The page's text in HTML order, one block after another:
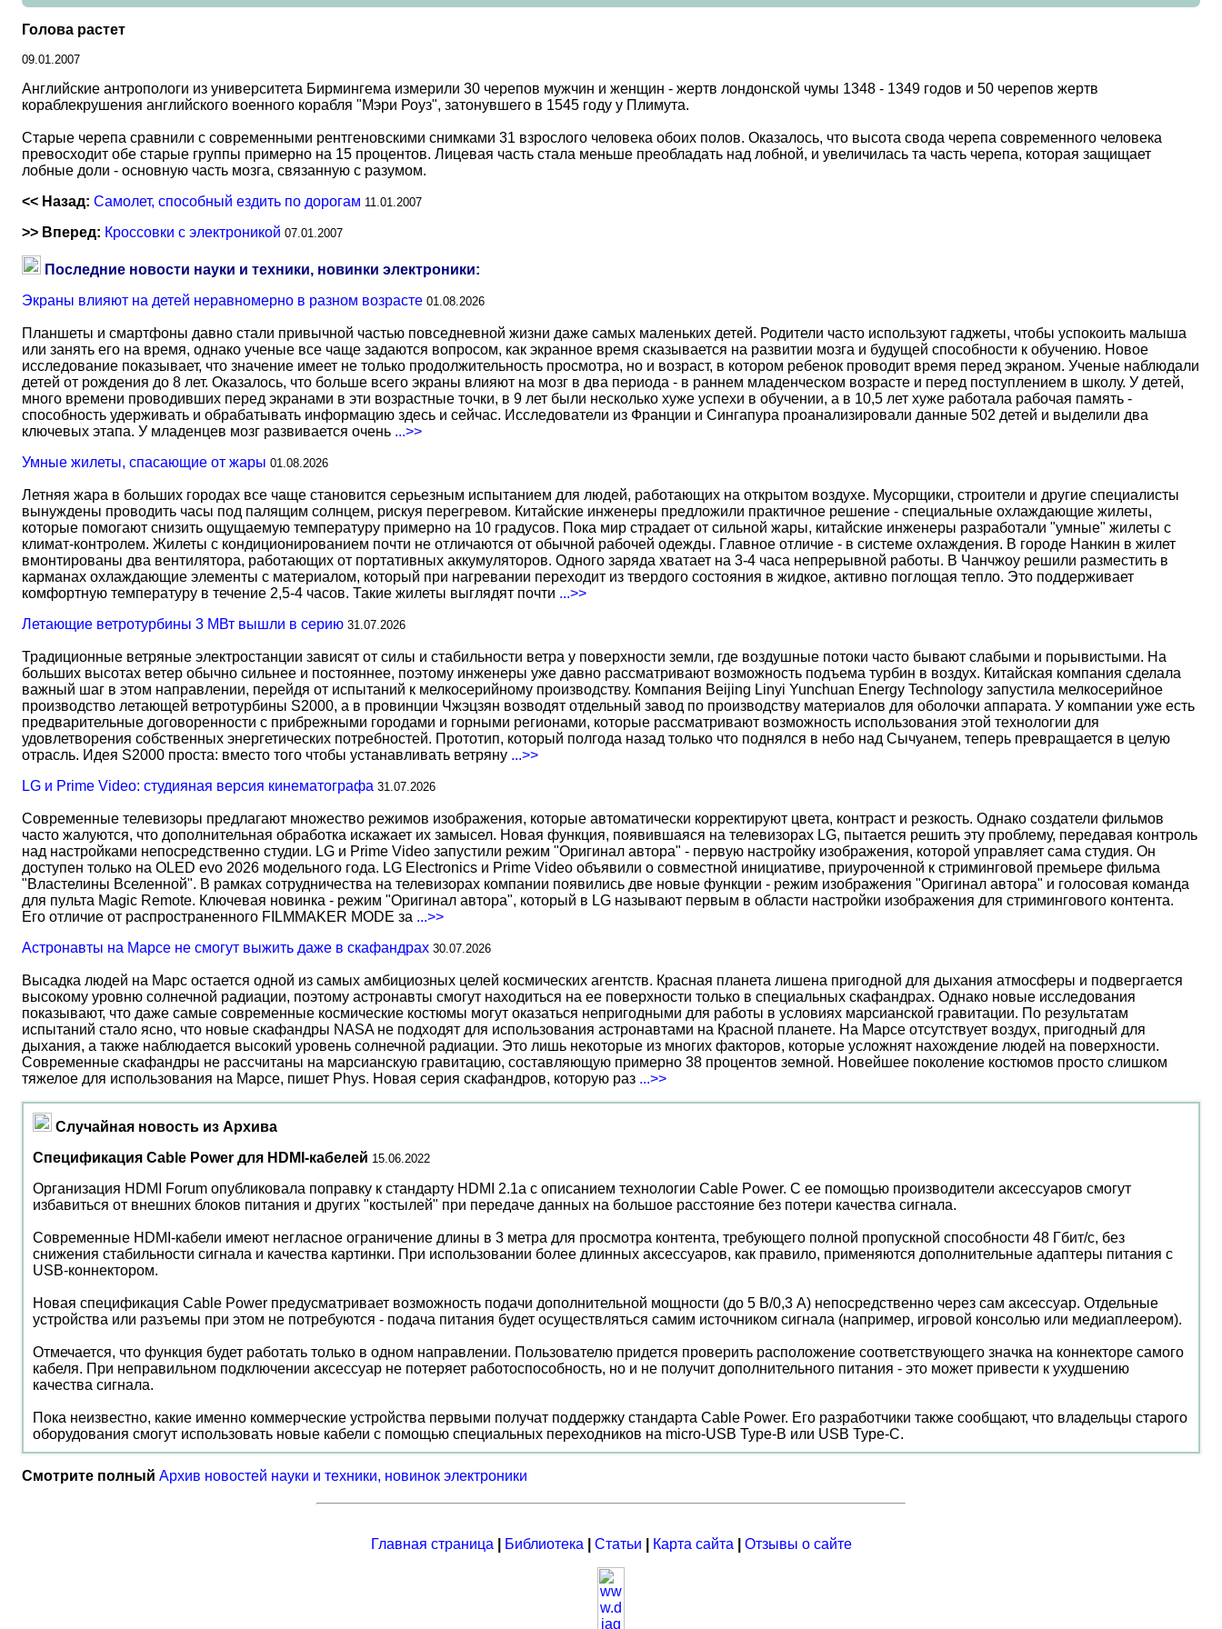
Голова растет
09.01.2007
Английские антропологи из университета Бирмингема измерили 30 черепов мужчин и женщин - жертв лондонской чумы 1348 - 1349 годов и 50 черепов жертв
кораблекрушения английского военного корабля "Мэри Роуз", затонувшего в 1545 году у Плимута.
Старые черепа сравнили с современными рентгеновскими снимками 31 взрослого человека обоих полов. Оказалось, что высота свода черепа современного человека
превосходит обе старые группы примерно на 15 процентов. Лицевая часть стала меньше преобладать над лобной, и увеличилась та часть черепа, которая защищает
лобные доли - основную часть мозга, связанную с разумом.
<< Назад: Самолет, способный ездить по дорогам 11.01.2007
>> Вперед: Кроссовки с электроникой 07.01.2007
Последние новости науки и техники, новинки электроники:
Экраны влияют на детей неравномерно в разном возрасте 01.08.2026
Планшеты и смартфоны давно стали привычной частью повседневной жизни даже самых маленьких детей. Родители часто используют гаджеты, чтобы успокоить малыша
или занять его на время, однако ученые все чаще задаются вопросом, как экранное время сказывается на развитии мозга и будущей способности к обучению. Новое
исследование показывает, что значение имеет не только продолжительность просмотра, но и возраст, в котором ребенок проводит время перед экраном. Ученые наблюдали
детей от рождения до 8 лет. Оказалось, что больше всего экраны влияют на мозг в два периода - в раннем младенческом возрасте и перед поступлением в школу. У детей,
много времени проводивших перед экранами в эти возрастные точки, в 9 лет были несколько хуже успехи в обучении, а в 10,5 лет хуже работала рабочая память -
способность удерживать и обрабатывать информацию здесь и сейчас. Исследователи из Франции и Сингапура проанализировали данные 502 детей и выделили два
ключевых этапа. У младенцев мозг развивается очень ...>>
Умные жилеты, спасающие от жары 01.08.2026
Летняя жара в больших городах все чаще становится серьезным испытанием для людей, работающих на открытом воздухе. Мусорщики, строители и другие специалисты
вынуждены проводить часы под палящим солнцем, рискуя перегревом. Китайские инженеры предложили практичное решение - специальные охлаждающие жилеты,
которые помогают снизить ощущаемую температуру примерно на 10 градусов. Пока мир страдает от сильной жары, китайские инженеры разработали "умные" жилеты с
климат-контролем. Жилеты с кондиционированием почти не отличаются от обычной рабочей одежды. Главное отличие - в системе охлаждения. В городе Нанкин в жилет
вмонтированы два вентилятора, работающих от портативных аккумуляторов. Одного заряда хватает на 3-4 часа непрерывной работы. В Чанчжоу решили разместить в
карманах охлаждающие элементы с материалом, который при нагревании переходит из твердого состояния в жидкое, активно поглощая тепло. Это поддерживает
комфортную температуру в течение 2,5-4 часов. Такие жилеты выглядят почти ...>>
Летающие ветротурбины 3 МВт вышли в серию 31.07.2026
Традиционные ветряные электростанции зависят от силы и стабильности ветра у поверхности земли, где воздушные потоки часто бывают слабыми и порывистыми. На
больших высотах ветер обычно сильнее и постояннее, поэтому инженеры уже давно рассматривают возможность подъема турбин в воздух. Китайская компания сделала
важный шаг в этом направлении, перейдя от испытаний к мелкосерийному производству. Компания Beijing Linyi Yunchuan Energy Technology запустила мелкосерийное
производство летающей ветротурбины S2000, а в провинции Чжэцзян возводят отдельный завод по производству материалов для оболочки аппарата. У компании уже есть
предварительные договоренности с прибрежными городами и горными регионами, которые рассматривают возможность использования этой технологии для
удовлетворения собственных энергетических потребностей. Прототип, который полгода назад только что поднялся в небо над Сычуанем, теперь превращается в целую
отрасль. Идея S2000 проста: вместо того чтобы устанавливать ветряну ...>>
LG и Prime Video: студияная версия кинематографа 31.07.2026
Современные телевизоры предлагают множество режимов изображения, которые автоматически корректируют цвета, контраст и резкость. Однако создатели фильмов
часто жалуются, что дополнительная обработка искажает их замысел. Новая функция, появившаяся на телевизорах LG, пытается решить эту проблему, передавая контроль
над настройками непосредственно студии. LG и Prime Video запустили режим "Оригинал автора" - первую настройку изображения, которой управляет сама студия. Он
доступен только на OLED evo 2026 модельного года. LG Electronics и Prime Video объявили о совместной инициативе, приуроченной к стриминговой премьере фильма
"Властелины Вселенной". В рамках сотрудничества на телевизорах компании появились две новые функции - режим изображения "Оригинал автора" и голосовая команда
для пульта Magic Remote. Ключевая новинка - режим "Оригинал автора", который в LG называют первым в области настройки изображения для стримингового контента.
Его отличие от распространенного FILMMAKER MODE за ...>>
Астронавты на Марсе не смогут выжить даже в скафандрах 30.07.2026
Высадка людей на Марс остается одной из самых амбициозных целей космических агентств. Красная планета лишена пригодной для дыхания атмосферы и подвергается
высокому уровню солнечной радиации, поэтому астронавты смогут находиться на ее поверхности только в специальных скафандрах. Однако новые исследования
показывают, что даже самые современные космические костюмы могут оказаться непригодными для работы в условиях марсианской гравитации. По результатам
испытаний стало ясно, что новые скафандры NASA не подходят для использования астронавтами на Красной планете. На Марсе отсутствует воздух, пригодный для
дыхания, а также наблюдается высокий уровень солнечной радиации. Это лишь некоторые из многих факторов, которые усложнят нахождение людей на поверхности.
Современные скафандры не рассчитаны на марсианскую гравитацию, составляющую примерно 38 процентов земной. Новейшее поколение костюмов просто слишком
тяжелое для использования на Марсе, пишет Phys. Новая серия скафандров, которую раз ...>>
Случайная новость из Архива
Спецификация Cable Power для HDMI-кабелей 15.06.2022
Организация HDMI Forum опубликовала поправку к стандарту HDMI 2.1a с описанием технологии Cable Power. С ее помощью производители аксессуаров смогут
избавиться от внешних блоков питания и других "костылей" при передаче данных на большое расстояние без потери качества сигнала.
Современные HDMI-кабели имеют негласное ограничение длины в 3 метра для просмотра контента, требующего полной пропускной способности 48 Гбит/с, без
снижения стабильности сигнала и качества картинки. При использовании более длинных аксессуаров, как правило, применяются дополнительные адаптеры питания с
USB-коннектором.
Новая спецификация Cable Power предусматривает возможность подачи дополнительной мощности (до 5 В/0,3 A) непосредственно через сам аксессуар. Отдельные
устройства или разъемы при этом не потребуются - подача питания будет осуществляться самим источником сигнала (например, игровой консолью или медиаплеером).
Отмечается, что функция будет работать только в одном направлении. Пользователю придется проверить расположение соответствующего значка на коннекторе самого
кабеля. При неправильном подключении аксессуар не потеряет работоспособность, но и не получит дополнительного питания - это может привести к ухудшению
качества сигнала.
Пока неизвестно, какие именно коммерческие устройства первыми получат поддержку стандарта Cable Power. Его разработчики также сообщают, что владельцы старого
оборудования смогут использовать новые кабели с помощью специальных переходников на micro-USB Type-B или USB Type-C.
Смотрите полный Архив новостей науки и техники, новинок электроники
Главная страница Библиотека Статьи Карта сайта Отзывы о сайте